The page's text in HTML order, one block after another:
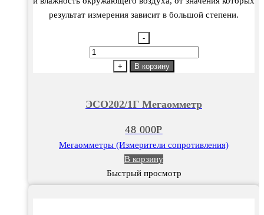
результат измерения зависит в большой степени.
-
Количество
+ В корзину
ЭСО202/1Г Мегаомметр
48 000Р
Мегаомметры (Измерители сопротивления)
В корзину
Быстрый просмотр